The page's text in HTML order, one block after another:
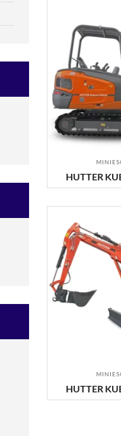
HUTTER
HUTTER